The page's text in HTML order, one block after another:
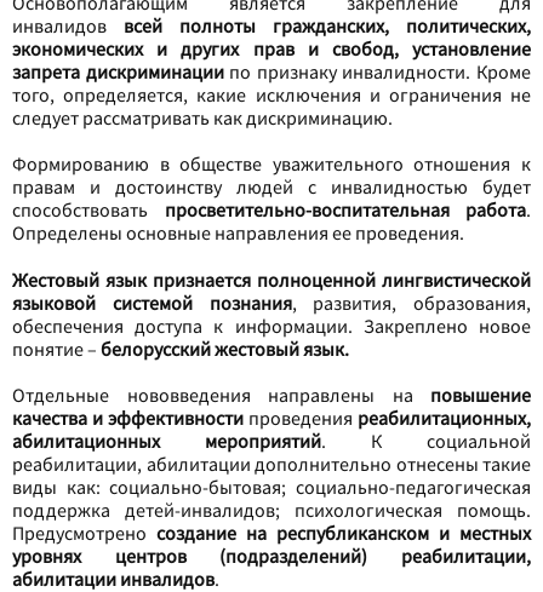
инвалидов всей полноты гражданских, политических,
экономических и других прав и свобод, установление
запрета дискриминации по признаку инвалидности. Кроме
того, определяется, какие исключения и ограничения не
следует рассматривать как дискриминацию.
Формированию в обществе уважительного отношения к
правам и достоинству людей с инвалидностью будет
способствовать просветительно-воспитательная работа.
Определены основные направления ее проведения.
Жестовый язык признается полноценной лингвистической
языковой системой познания, развития, образования,
обеспечения доступа к информации. Закреплено новое
понятие – белорусский жестовый язык.
Отдельные нововведения направлены на повышение
качества и эффективности проведения реабилитационных,
абилитационных мероприятий. К социальной
реабилитации, абилитации дополнительно отнесены такие
виды как: социально-бытовая; социально-педагогическая
поддержка детей-инвалидов; психологическая помощь.
Предусмотрено создание на республиканском и местных
уровнях центров (подразделений) реабилитации,
абилитации инвалидов.